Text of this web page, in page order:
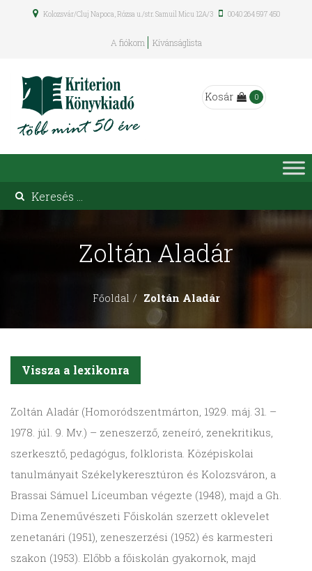
Kolozsvár/Cluj Napoca, Rózsa u./str. Samuil Micu 12A/3 0040 264 597 450
A fiókom Kívánságlista
Kosár 0
Zoltán Aladár
Főoldal Zoltán Aladár
Vissza a lexikonra
Zoltán Aladár (Homoród­szent­márton, 1929. máj. 31. –
1978. júl. 9. Mv.) – zeneszerző, zeneíró, zenekritikus,
szerkesztő, pedagógus, folklorista. Középiskolai
tanulmányait Székelykeresztúron és Kolozsváron, a
Brassai Sámuel Líceumban végezte (1948), majd a Gh.
Dima Zeneművészeti Főiskolán szerzett oklevelet
zenetanári (1951), zeneszerzési (1952) és karmesteri
szakon (1953). Előbb a főiskolán gyakornok, majd